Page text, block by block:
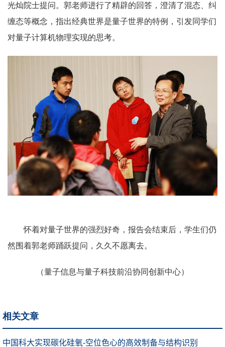
光灿院士提问。郭老师进行了精辟的回答，澄清了混态、纠
缠态等概念，指出经典世界是量子世界的特例，引发同学们
对量子计算机物理实现的思考。
怀着对量子世界的强烈好奇，报告会结束后，学生们仍
然围着郭老师踊跃提问，久久不愿离去。
（量子信息与量子科技前沿协同创新中心）
相关文章